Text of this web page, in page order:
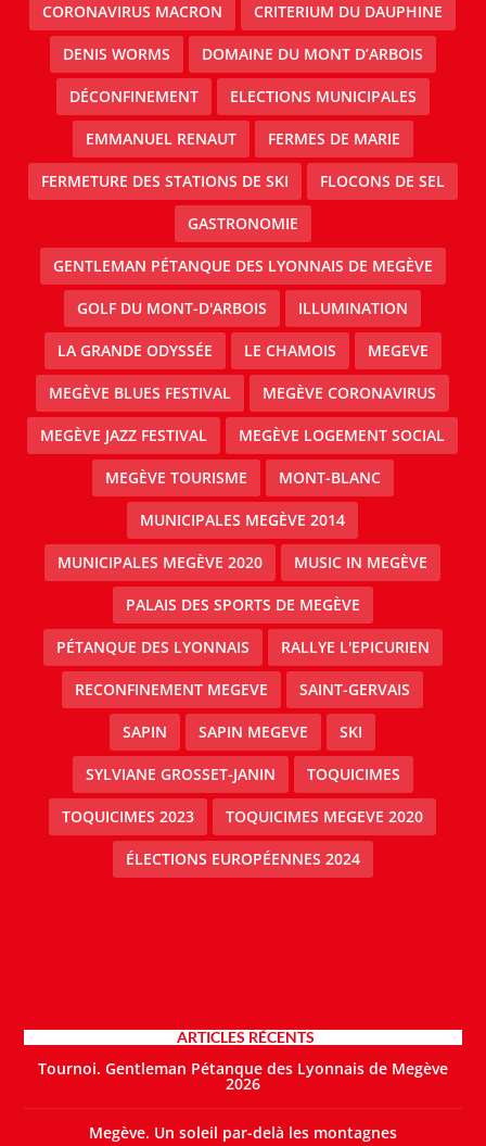
CORONAVIRUS MACRON CRITERIUM DU DAUPHINE
DENIS WORMS DOMAINE DU MONT D’ARBOIS
DÉCONFINEMENT ELECTIONS MUNICIPALES
EMMANUEL RENAUT FERMES DE MARIE
FERMETURE DES STATIONS DE SKI FLOCONS DE SEL
GASTRONOMIE
GENTLEMAN PÉTANQUE DES LYONNAIS DE MEGÈVE
GOLF DU MONT-D'ARBOIS ILLUMINATION
LA GRANDE ODYSSÉE LE CHAMOIS MEGEVE
MEGÈVE BLUES FESTIVAL MEGÈVE CORONAVIRUS
MEGÈVE JAZZ FESTIVAL MEGÈVE LOGEMENT SOCIAL
MEGÈVE TOURISME MONT-BLANC
MUNICIPALES MEGÈVE 2014
MUNICIPALES MEGÈVE 2020 MUSIC IN MEGÈVE
PALAIS DES SPORTS DE MEGÈVE
PÉTANQUE DES LYONNAIS RALLYE L'EPICURIEN
RECONFINEMENT MEGEVE SAINT-GERVAIS
SAPIN SAPIN MEGEVE SKI
SYLVIANE GROSSET-JANIN TOQUICIMES
TOQUICIMES 2023 TOQUICIMES MEGEVE 2020
ÉLECTIONS EUROPÉENNES 2024
ARTICLES RÉCENTS
Tournoi. Gentleman Pétanque des Lyonnais de Megève
2026
Megève. Un soleil par-delà les montagnes